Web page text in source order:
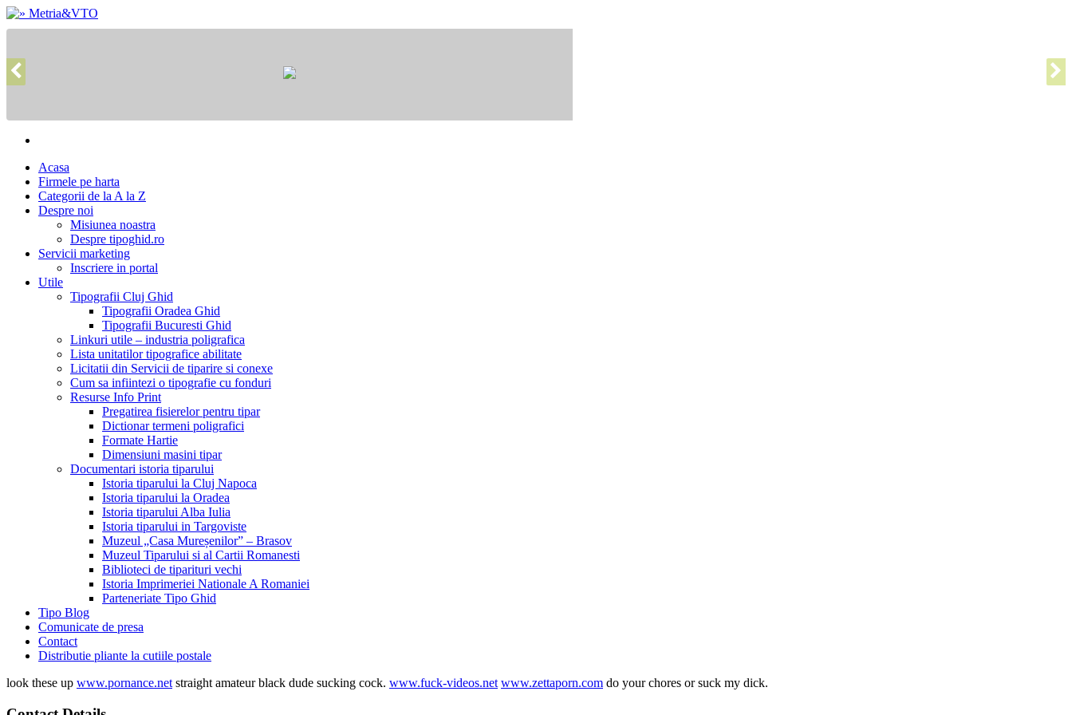
Acasa
Firmele pe harta
Categorii de la A la Z
Despre noi
Misiunea noastra
Despre tipoghid.ro
Servicii marketing
Inscriere in portal
Utile
Tipografii Cluj Ghid
Tipografii Oradea Ghid
Tipografii Bucuresti Ghid
Linkuri utile – industria poligrafica
Lista unitatilor tipografice abilitate
Licitatii din Servicii de tiparire si conexe
Cum sa infiintezi o tipografie cu fonduri
Resurse Info Print
Pregatirea fisierelor pentru tipar
Dictionar termeni poligrafici
Formate Hartie
Dimensiuni masini tipar
Documentari istoria tiparului
Istoria tiparului la Cluj Napoca
Istoria tiparului la Oradea
Istoria tiparului Alba Iulia
Istoria tiparului in Targoviste
Muzeul „Casa Mureșenilor” – Brasov
Muzeul Tiparului si al Cartii Romanesti
Biblioteci de tiparituri vechi
Istoria Imprimeriei Nationale A Romaniei
Parteneriate Tipo Ghid
Tipo Blog
Comunicate de presa
Contact
Distributie pliante la cutiile postale
look these up www.pornance.net straight amateur black dude sucking cock. www.fuck-videos.net www.zettaporn.com do your chores or suck my dick.